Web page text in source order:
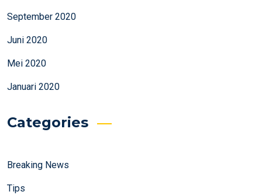
September 2020
Juni 2020
Mei 2020
Januari 2020
Categories
Breaking News
Tips